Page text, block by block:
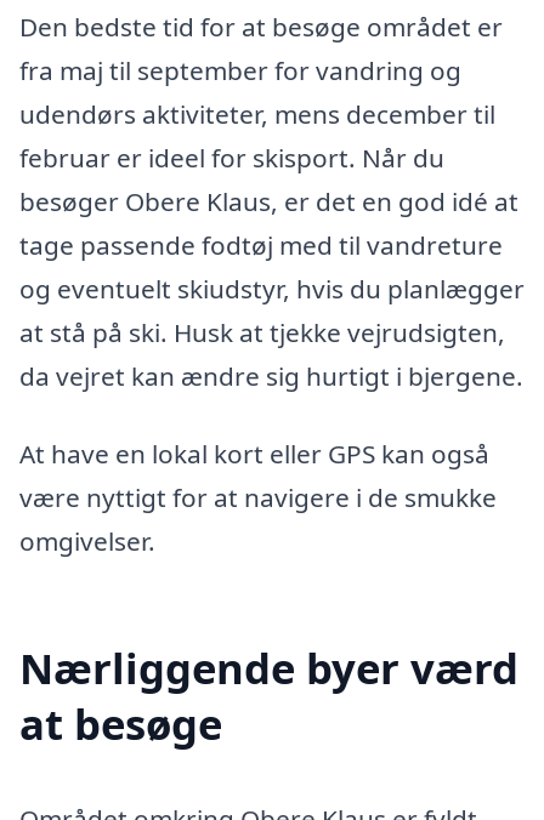
Den bedste tid for at besøge området er
fra maj til september for vandring og
udendørs aktiviteter, mens december til
februar er ideel for skisport. Når du
besøger Obere Klaus, er det en god idé at
tage passende fodtøj med til vandreture
og eventuelt skiudstyr, hvis du planlægger
at stå på ski. Husk at tjekke vejrudsigten,
da vejret kan ændre sig hurtigt i bjergene.
At have en lokal kort eller GPS kan også
være nyttigt for at navigere i de smukke
omgivelser.
Nærliggende byer værd
at besøge